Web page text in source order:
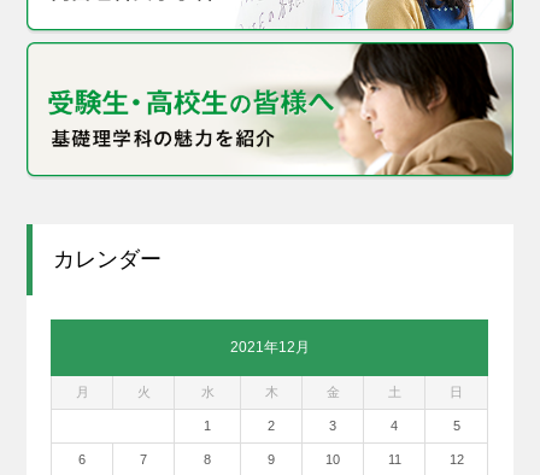
カレンダー
2021年12月
月 火 水 木 金 土 日
1 2 3 4 5
6 7 8 9 10 11 12